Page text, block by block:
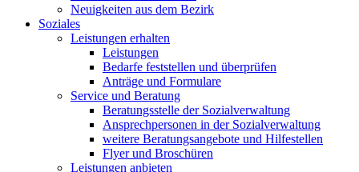
Neuigkeiten aus dem Bezirk
Soziales
Leistungen erhalten
Leistungen
Bedarfe feststellen und überprüfen
Anträge und Formulare
Service und Beratung
Beratungsstelle der Sozialverwaltung
Ansprechpersonen in der Sozialverwaltung
weitere Beratungsangebote und Hilfestellen
Flyer und Broschüren
Leistungen anbieten